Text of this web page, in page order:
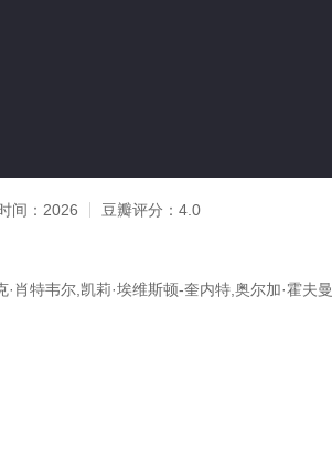
间： 2026 豆瓣评分： 4.0
肖特韦尔,凯莉·埃维斯顿-奎内特,奥尔加·霍夫